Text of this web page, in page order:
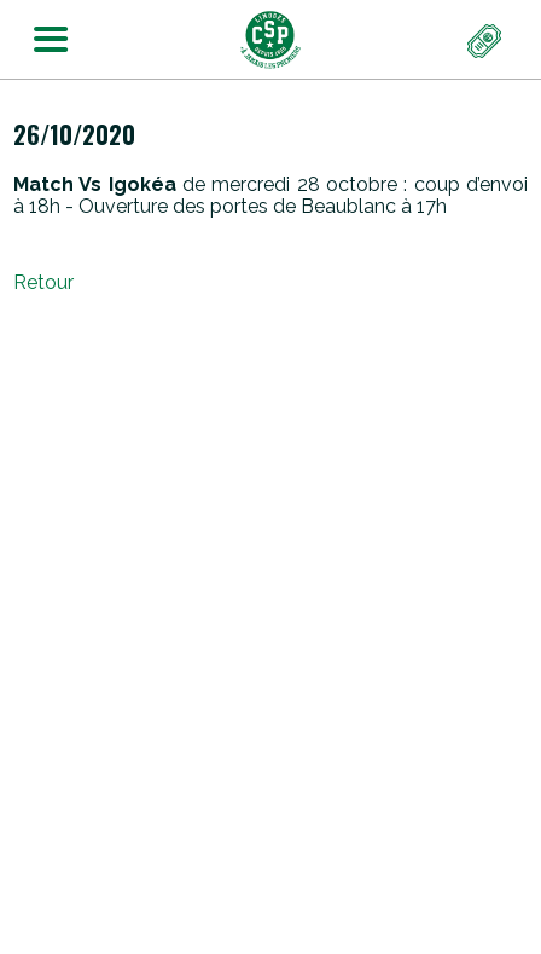
26/10/2020
Match Vs Igokéade mercredi 28 octobre : coup d’envoi
à 18h - Ouverture des portes de Beaublanc à 17h
Retour